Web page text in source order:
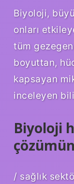
Biyoloji,
onları
tüm
boyuttan,
kapsayan
inceleyen
Biyoloji
/ sağlık